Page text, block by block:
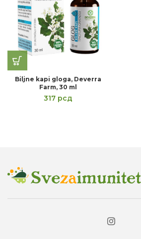
Biljne kapi gloga, Deverra
Farm, 30 ml
317 рсд